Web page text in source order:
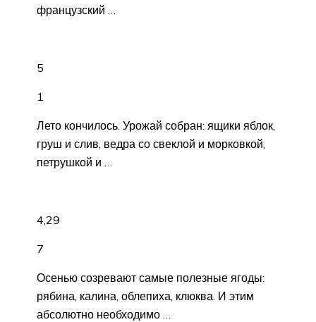
французский …
5
1
Лето кончилось. Урожай собран: ящики яблок,
груш и слив, ведра со свеклой и морковкой,
петрушкой и …
4,29
7
Осенью созревают самые полезные ягоды:
рябина, калина, облепиха, клюква. И этим
абсолютно необходимо …